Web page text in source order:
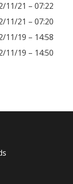
11/21 – 07:22
11/21 – 07:20
11/19 – 14:58
11/19 – 14:50